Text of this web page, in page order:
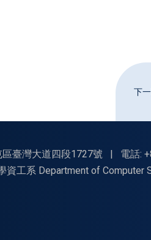
下
臺灣大道四段1727號 | 電話:
工系 Department of Computer